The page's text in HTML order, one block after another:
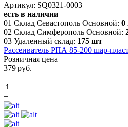
Артикул: SQ0321-0003
есть в наличии
01 Склад Севастополь Основной: 0
02 Склад Симферополь Основной:
03 Удаленный склад: 175 шт
Рассеиватель РПА 85-200 шар-
Розничная цена
379 руб.
–
+